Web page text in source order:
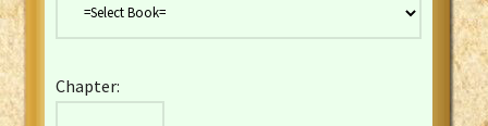
English YLT 1898 Bible
Chapter: